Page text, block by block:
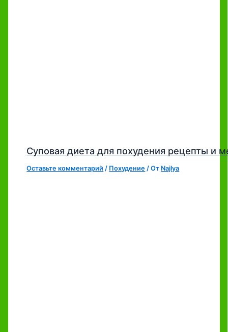
Суповая диета для похудения рецепты и
Оставьте комментарий / Похудение / От Najlya